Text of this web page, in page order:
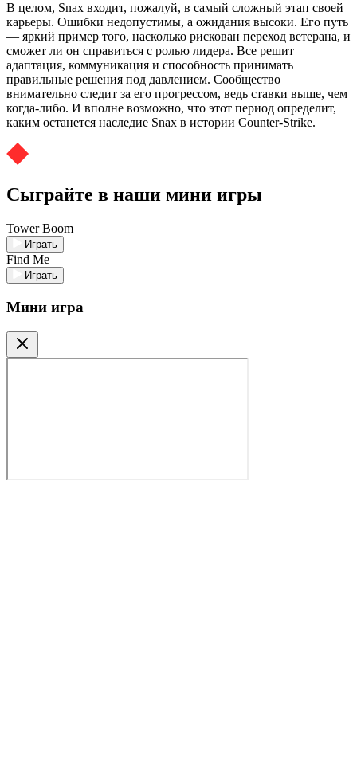
В целом, Snax входит, пожалуй, в самый сложный этап своей
карьеры. Ошибки недопустимы, а ожидания высоки. Его путь
— яркий пример того, насколько рискован переход ветерана, и
сможет ли он справиться с ролью лидера. Все решит
адаптация, коммуникация и способность принимать
правильные решения под давлением. Сообщество
внимательно следит за его прогрессом, ведь ставки выше, чем
когда-либо. И вполне возможно, что этот период определит,
каким останется наследие Snax в истории Counter-Strike.
Сыграйте в наши мини игры
Tower Boom
Играть
Find Me
Играть
Мини игра